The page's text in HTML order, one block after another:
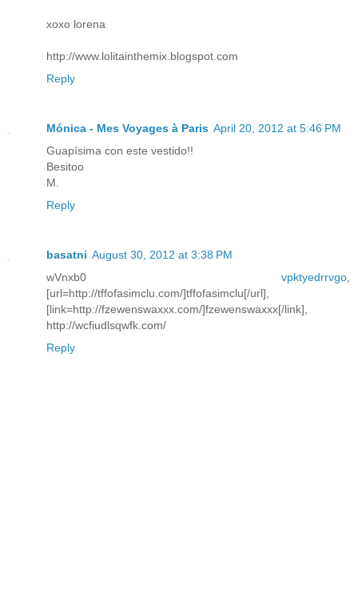
xoxo lorena
http://www.lolitainthemix.blogspot.com
Reply
Mónica - Mes Voyages à Paris April 20, 2012 at 5:46 PM
Guapísima con este vestido!!
Besitoo
M.
Reply
basatni August 30, 2012 at 3:38 PM
wVnxb0 vpktyedrrvgo,
[url=http://tffofasimclu.com/]tffofasimclu[/url],
[link=http://fzewenswaxxx.com/]fzewenswaxxx[/link],
http://wcfiudlsqwfk.com/
Reply